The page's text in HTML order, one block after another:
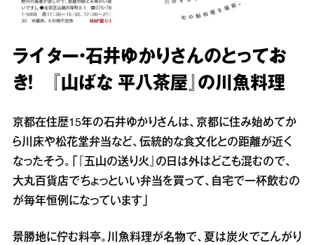
ライター・石井ゆかりさんのとってお
き！ 『山ばな 平八茶屋』の川魚料理
京都在住歴15年の石井ゆかりさんは、京都に住み始めてか
ら川床や松花堂弁当など、伝統的な食文化との距離が近く
なったそう。「『五山の送り火』の日は外はどこも混むので、
大丸百貨店でちょっといい弁当を買って、自宅で一杯飲むの
が毎年恒例になっています」
景勝地に佇む料亭。川魚料理が名物で、夏は炭火でこんがり